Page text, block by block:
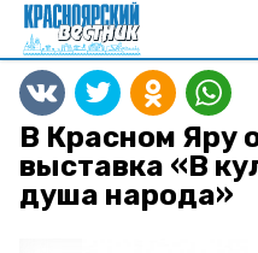
В Красном Яру
выставка «В
душа народа»